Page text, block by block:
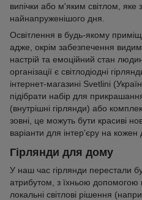
випічки або м'яким світлом, яке
найнапруженішого дня.
Освітлення в будь-якому
адже, окрім забезпечення
настрій та емоційний стан
організації є світлодіодні
інтернет-магазині Svetlini
підібрати набір для
(внутрішні гірлянди) або
зовні, це можуть бути красиві
варіанти для інтер'єру на кожен
Гірлянди для дому
У наш час гірлянди перестали
атрибутом, з їхньою допомогою
локальні світлові рішення